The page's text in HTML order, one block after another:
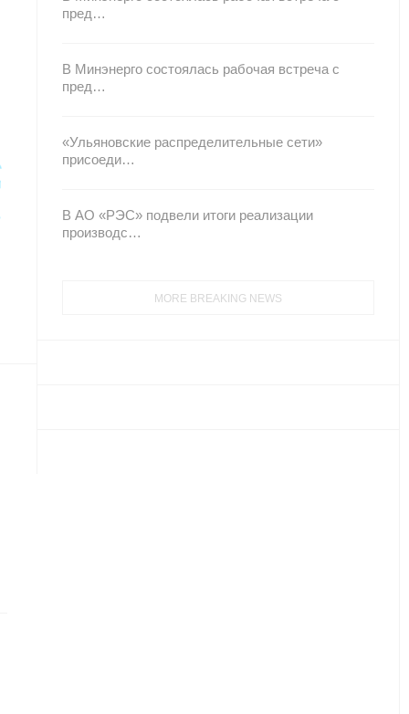
пред…
В Минэнерго состоялась рабочая встреча с
пред…
«Ульяновские распределительные сети»
присоеди…
В АО «РЭС» подвели итоги реализации
производс…
MORE BREAKING NEWS